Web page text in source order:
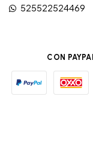
525522524469
CON